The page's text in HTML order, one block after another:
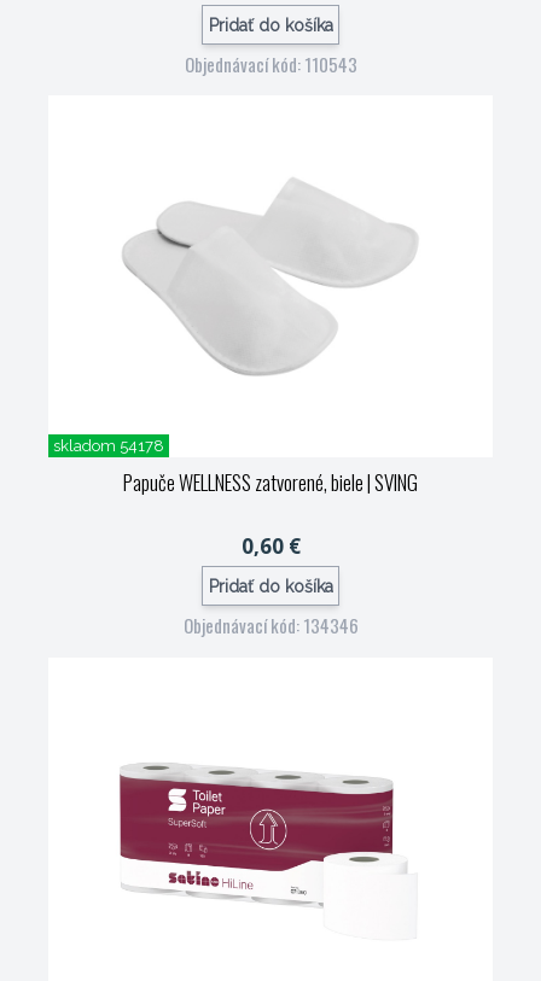
Pridať do košíka
Objednávací kód: 110543
skladom 54178
Papuče WELLNESS zatvorené, biele| SVING
0,60 €
Pridať do košíka
Objednávací kód: 134346